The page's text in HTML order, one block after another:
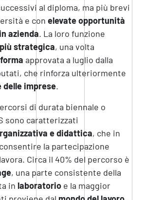
al diploma, ma più brevi
e con elevate opportunità
azienda. La loro funzione
strategica, una volta
approvata a luglio dalla
che rinforza ulteriormente
delle imprese.
di durata biennale o
sono caratterizzati
e didattica, che in
la partecipazione
Circa il 40% del percorso è
, una parte consistente della
in laboratorioe la maggior